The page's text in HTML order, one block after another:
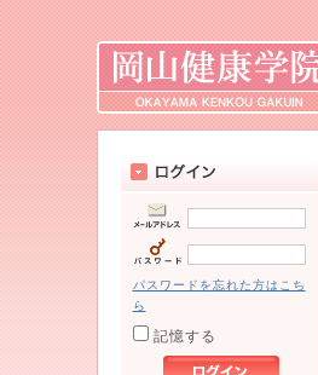
パスワードを忘れた方はこち
ら
記憶する